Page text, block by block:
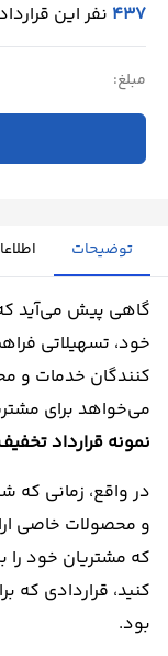
437 نفر این
مبلغ:
توضیحات
گاهی پیش می‌آید
خود، تسهیلاتی
کنندگان خدمات و
می‌خواهد برای
نمونه قرارداد
در واقع، زمانی
و محصولات خاصی
که مشتریان خود را
کنید، قراردادی
بود.